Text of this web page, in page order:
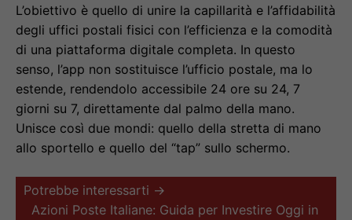
L’obiettivo è quello di unire la capillarità e l’affidabilità
degli uffici postali fisici con l’efficienza e la comodità
di una piattaforma digitale completa. In questo
senso, l’app non sostituisce l’ufficio postale, ma lo
estende, rendendolo accessibile 24 ore su 24, 7
giorni su 7, direttamente dal palmo della mano.
Unisce così due mondi: quello della stretta di mano
allo sportello e quello del “tap” sullo schermo.
Potrebbe interessarti →
Azioni Poste Italiane: Guida per Investire Oggi in